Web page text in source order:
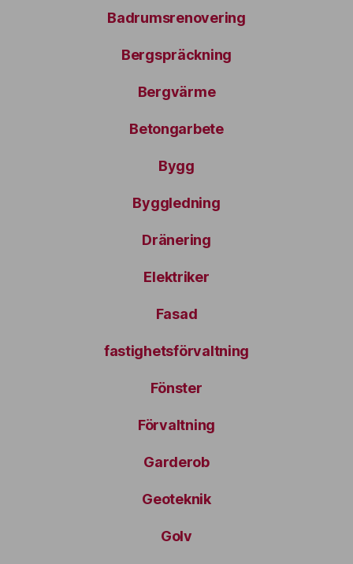
Badrumsrenovering
Bergspräckning
Bergvärme
Betongarbete
Bygg
Byggledning
Dränering
Elektriker
Fasad
fastighetsförvaltning
Fönster
Förvaltning
Garderob
Geoteknik
Golv